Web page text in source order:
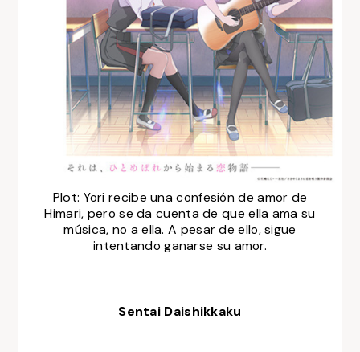
Plot: Yori recibe una confesión de amor de
Himari, pero se da cuenta de que ella ama su
música, no a ella. A pesar de ello, sigue
intentando ganarse su amor.
Sentai Daishikkaku